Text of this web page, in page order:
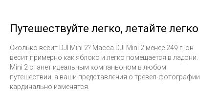
Путешествуйте легко, летайте легко
Сколько весит DJI Mini 2? Масса DJI Mini 2 менее 249 г, он
весит примерно как яблоко и легко помещается в ладони.
Mini 2 станет идеальным компаньоном в любом
путешествии, а ваши представления о тревел-фотографии
кардинально изменятся.